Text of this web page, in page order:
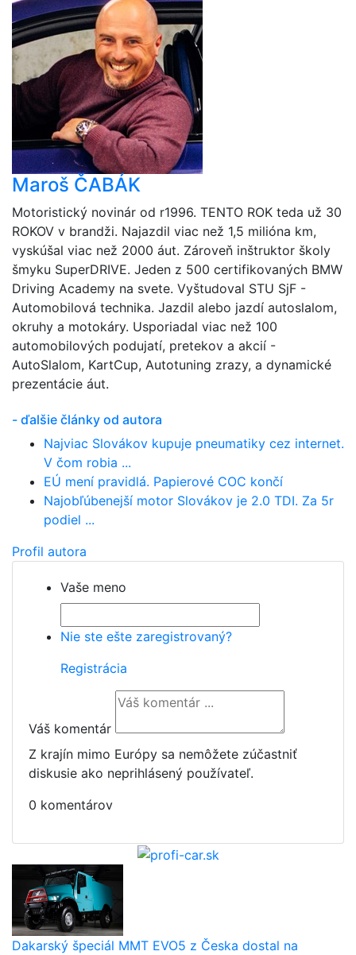
Maroš ČABÁK
Motoristický novinár od r1996. TENTO ROK teda už 30
ROKOV v brandži. Najazdil viac než 1,5 milióna km,
vyskúšal viac než 2000 áut. Zároveň inštruktor školy
šmyku SuperDRIVE. Jeden z 500 certifikovaných BMW
Driving Academy na svete. Vyštudoval STU SjF -
Automobilová technika. Jazdil alebo jazdí autoslalom,
okruhy a motokáry. Usporiadal viac než 100
automobilových podujatí, pretekov a akcií -
AutoSlalom, KartCup, Autotuning zrazy, a dynamické
prezentácie áut.
- ďalšie články od autora
Najviac Slovákov kupuje pneumatiky cez internet.
V čom robia ...
EÚ mení pravidlá. Papierové COC končí
Najobľúbenejší motor Slovákov je 2.0 TDI. Za 5r
podiel ...
Profil autora
Vaše meno
Nie ste ešte zaregistrovaný?
Registrácia
Váš komentár
Z krajín mimo Európy sa nemôžete zúčastniť
diskusie ako neprihlásený používateľ.
0 komentárov
Dakarský špeciál MMT EVO5 z Česka dostal na